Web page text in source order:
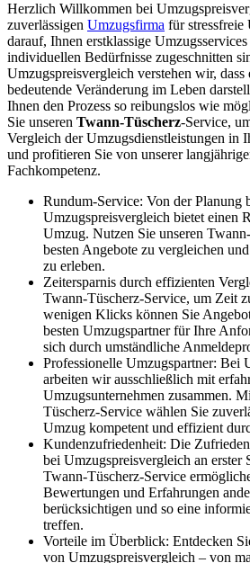
Herzlich Willkommen bei
zuverlässigen Umzugsfirma für
darauf, Ihnen erstklassige
individuellen Bedürfnisse zugeschnitten
Umzugspreisvergleich verstehen wir,
bedeutende Veränderung im Leben
Ihnen den Prozess so reibungslos wie
Sie unseren Twann-Tüscherz-Service,
Vergleich der Umzugsdienstleistungen in
und profitieren Sie von unserer
Fachkompetenz.
Rundum-Service: Von der Planung
Umzugspreisvergleich bietet einen
Umzug. Nutzen Sie unseren
besten Angebote zu vergleichen
zu erleben.
Zeitersparnis durch effizienten
Twann-Tüscherz-Service, um Zeit
wenigen Klicks können Sie
besten Umzugspartner für Ihre
sich durch umständliche
Professionelle Umzugspartner: Bei
arbeiten wir ausschließlich mit
Umzugsunternehmen zusammen.
Tüscherz-Service wählen Sie
Umzug kompetent und effizient
Kundenzufriedenheit: Die
bei Umzugspreisvergleich an erster
Twann-Tüscherz-Service
Bewertungen und Erfahrungen
berücksichtigen und so eine
treffen.
Vorteile im Überblick: Entdecken
von Umzugspreisvergleich – von